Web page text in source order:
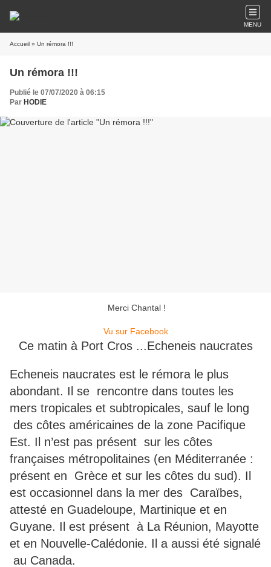
MENU
Accueil » Un rémora !!!
Un rémora !!!
Publié le 07/07/2020 à 06:15
Par HODIE
Merci Chantal !
Vu sur Facebook
Ce matin à Port Cros ...Echeneis naucrates
Echeneis naucrates est le rémora le plus
abondant. Il se rencontre dans toutes les
mers tropicales et subtropicales, sauf le long
des côtes américaines de la zone Pacifique
Est. Il n’est pas présent sur les côtes
françaises métropolitaines (en Méditerranée :
présent en Grèce et sur les côtes du sud). Il
est occasionnel dans la mer des Caraïbes,
attesté en Guadeloupe, Martinique et en
Guyane. Il est présent à La Réunion, Mayotte
et en Nouvelle-Calédonie. Il a aussi été signalé
au Canada.